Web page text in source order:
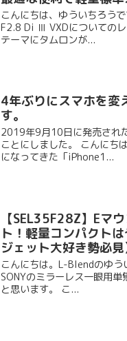
こんにちは、ゆういちろう
F2.8 Di Ⅲ VXDについてのレ
テーマにタムロンが...
4年ぶりにスマホを
す。
2019年9月10日に発売され
ことにしました。 こんにち
になってきた「iPhone1...
【SEL35F28Z】Eマ
ト！軽量コンパクト
ジェット大好き勢必見
こんにちは。L-Blendのゆう
SONYのミラーレス一眼用
と思います。 こ...